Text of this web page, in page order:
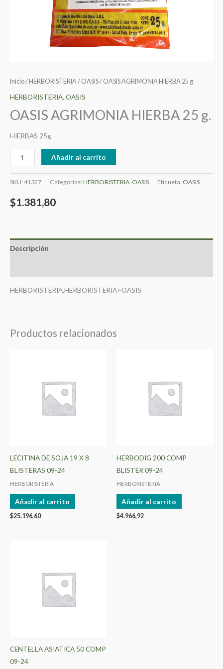
Inicio/ HERBORISTERIA/ OASIS/ OASIS AGRIMONIA HIERBA 25 g.
HERBORISTERIA, OASIS
OASIS AGRIMONIA HIERBA 25 g.
HIERBAS 25g
Añadir al carrito
SKU: 41327 Categorías: HERBORISTERIA OASIS Etiqueta: OASIS
$1.381,80
Descripción
HERBORISTERIA,HERBORISTERIA>OASIS
Productos relacionados
LECITINA DE SOJA 19 X 8
BLISTERAS 09-24
HERBORISTERIA
Añadir al carrito
$25.196,60
HERBODIG 200 COMP
BLISTER 09-24
HERBORISTERIA
Añadir al carrito
$4.966,92
CENTELLA ASIATICA 50 COMP
09-24